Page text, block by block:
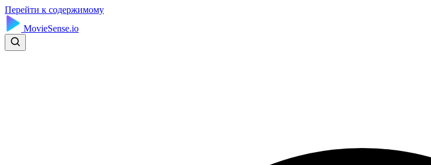
Перейти к содержимому
MovieSense.io